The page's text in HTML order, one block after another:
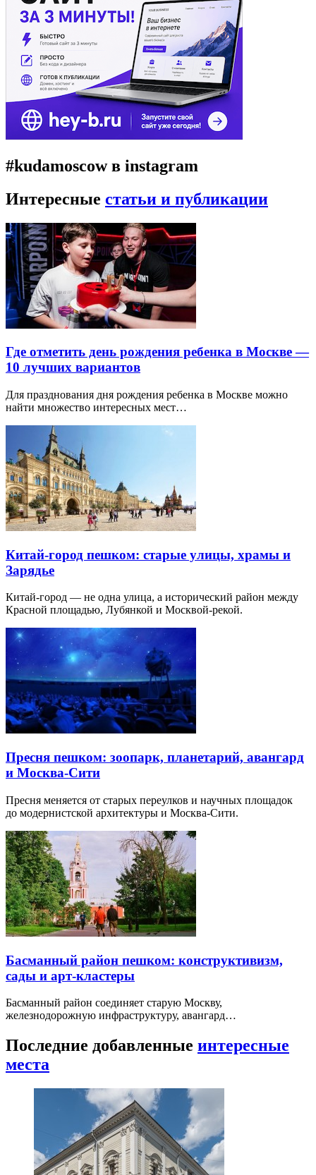
#kudamoscow в instagram
Интересные статьи и публикации
Где отметить день рождения ребенка в Москве —
10 лучших вариантов
Для празднования дня рождения ребенка в Москве можно
найти множество интересных мест…
Китай-город пешком: старые улицы, храмы и
Зарядье
Китай-город — не одна улица, а исторический район между
Красной площадью, Лубянкой и Москвой-рекой.
Пресня пешком: зоопарк, планетарий, авангард
и Москва-Сити
Пресня меняется от старых переулков и научных площадок
до модернистской архитектуры и Москва-Сити.
Басманный район пешком: конструктивизм,
сады и арт-кластеры
Басманный район соединяет старую Москву,
железнодорожную инфраструктуру, авангард…
Последние добавленные интересные
места